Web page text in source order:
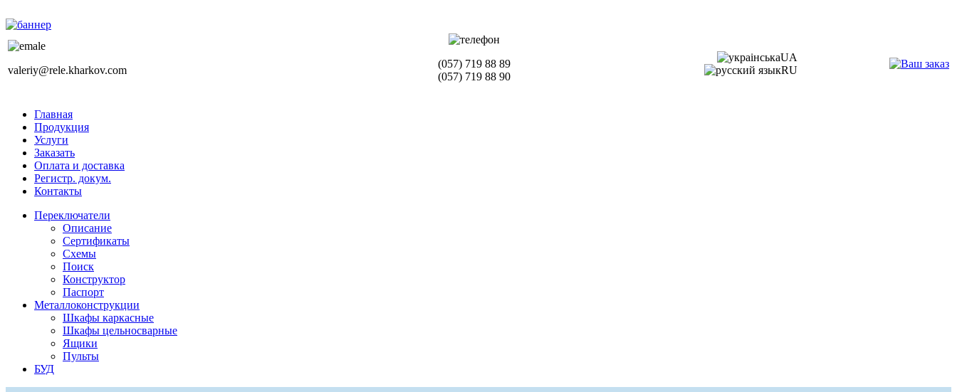
valeriy@rele.kharkov.com
(057) 719 88 89
(057) 719 88 90
UA
RU
Главная
Продукция
Услуги
Заказать
Оплата и доставка
Регистр. докум.
Контакты
Переключатели
Описание
Сертификаты
Схемы
Поиск
Конструктор
Паспорт
Металлоконструкции
Шкафы каркасные
Шкафы цельносварные
Ящики
Пульты
БУД